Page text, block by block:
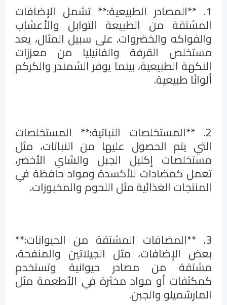
1. **المصادر الطبيعية:** تشمل الإضافات
المشتقة من الطبيعة التوابل والأعشاب
والفواكه والخضروات. على سبيل المثال، يعد
مستخلص القرفة والفانيليا من معززات
النكهة الطبيعية، بينما يوفر الشمندر والكركم
ألوانًا طبيعية.
2. **المستخلصات النباتية:** المستخلصات
التي يتم الحصول عليها من النباتات، مثل
مستخلصات إكليل الجبل والشاي الأخضر،
تعمل كمضادات للأكسدة ومواد حافظة في
المنتجات الغذائية مثل اللحوم والمخبوزات.
3. **المضافات المشتقة من الحيوانات:**
بعض الإضافات، مثل الجيلاتين والمنفحة،
مشتقة من مصادر حيوانية وتستخدم
كمكثفات أو مواد مخثرة في الأطعمة مثل
المارشميلو والجبن.